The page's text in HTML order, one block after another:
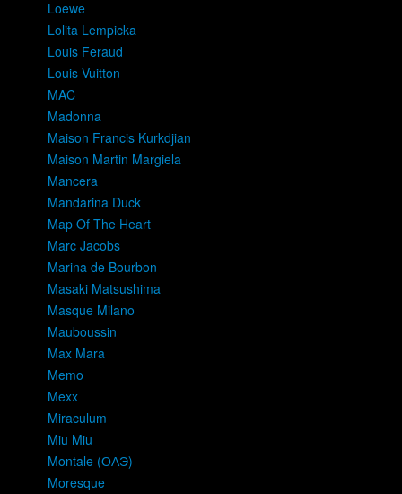
Loewe
Lolita Lempicka
Louis Feraud
Louis Vuitton
MAC
Madonna
Maison Francis Kurkdjian
Maison Martin Margiela
Mancera
Mandarina Duck
Map Of The Heart
Marc Jacobs
Marina de Bourbon
Masaki Matsushima
Masque Milano
Mauboussin
Max Mara
Memo
Mexx
Miraculum
Miu Miu
Montale (ОАЭ)
Moresque